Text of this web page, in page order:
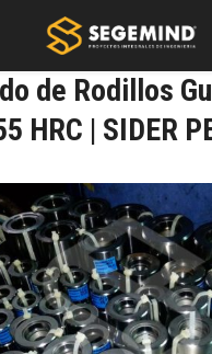
de Rodillos
HRC | SIDER